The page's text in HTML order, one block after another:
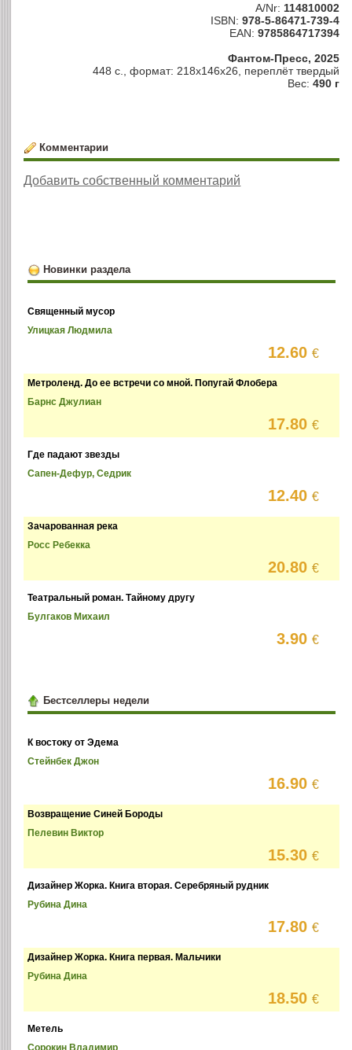
A/Nr: 114810002
ISBN: 978-5-86471-739-4
EAN: 9785864717394
Фантом-Пресс, 2025
448 с., формат: 218x146x26, переплёт твердый
Вес: 490 г
Комментарии
Добавить собственный комментарий
Новинки раздела
Священный мусор
Улицкая Людмила
12.60€
Метроленд. До ее встречи со мной. Попугай Флобера
Барнс Джулиан
17.80€
Где падают звезды
Сапен-Дефур, Седрик
12.40€
Зачарованная река
Росс Ребекка
20.80€
Театральный роман. Тайному другу
Булгаков Михаил
3.90€
Бестселлеры недели
К востоку от Эдема
Стейнбек Джон
16.90€
Возвращение Синей Бороды
Пелевин Виктор
15.30€
Дизайнер Жорка. Книга вторая. Серебряный рудник
Рубина Дина
17.80€
Дизайнер Жорка. Книга первая. Мальчики
Рубина Дина
18.50€
Метель